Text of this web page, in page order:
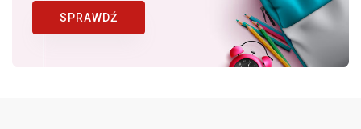
rodziców, dostępności produktów, w
których znaczącą rolę odgrywa
lider ubezpieczeń NNW dziecka w
SPRAWDŹ